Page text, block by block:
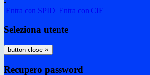
-
Entra con SPID Entra con CIE
Seleziona utente
button close ×
Recupero password